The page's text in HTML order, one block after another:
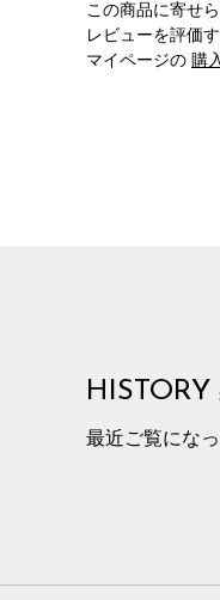
この商品に寄せ
レビューを評価
マイページの 購
HISTORY
最近ご覧にな